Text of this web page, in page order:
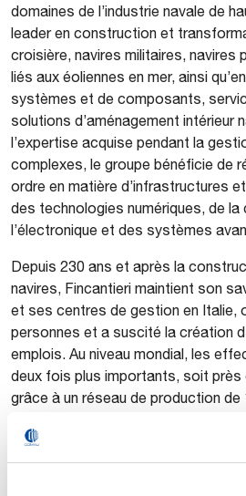
domaines de l’industrie navale de
leader en construction et
croisière, navires militaires, navires
liés aux éoliennes en mer, ainsi
systèmes et de composants,
solutions d’aménagement intérieur
l’expertise acquise pendant la
complexes, le groupe bénéficie de
ordre en matière d’infrastructures
des technologies numériques, de
l’électronique et des systèmes
Depuis 230 ans et après la
navires, Fincantieri maintient son
et ses centres de gestion en Italie,
personnes et a suscité la création
emplois. Au niveau mondial, les
deux fois plus importants, soit près
grâce à un réseau de production